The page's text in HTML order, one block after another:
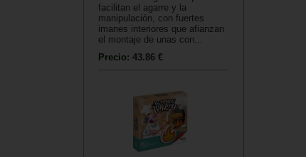
facilitan el agarre y la
manipulación, con fuertes
imanes interiores que afianzan
el montaje de unas con...
Precio: 43.86 €